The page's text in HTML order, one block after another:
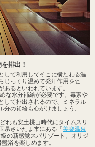
排出！
して利用してそこに横たわる温
じっくり温めて発汗作用を促
あるといわれています。
な水分補給が必要です。毒素や
して排出されるので、ミネラル
の補給も心がけましょう。
れも安土桃山時代にタイムスリ
県さいたま市にある「 美楽温泉
級の新感覚スパリゾート。オリジ
浴を楽しめます。